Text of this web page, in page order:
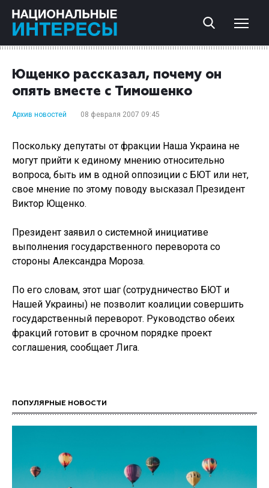
Ющенко рассказал, почему он
опять вместе с Тимошенко
Архив новостей 08 февраля 2007 09:45
Поскольку депутаты от фракции Наша Украина не
могут прийти к единому мнению относительно
вопроса, быть им в одной оппозиции с БЮТ или нет,
свое мнение по этому поводу высказал Президент
Виктор Ющенко.
Президент заявил о системной инициативе
выполнения государственного переворота со
стороны Александра Мороза.
По его словам, этот шаг (сотрудничество БЮТ и
Нашей Украины) не позволит коалиции совершить
государственный переворот. Руководство обеих
фракций готовит в срочном порядке проект
соглашения, сообщает Лига.
ПОПУЛЯРНЫЕ НОВОСТИ